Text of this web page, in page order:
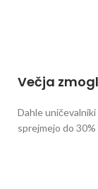
Večja
Dahle
sprejmejo do